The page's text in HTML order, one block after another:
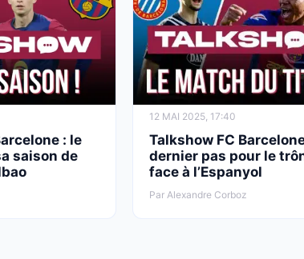
: le
saison de
12 MAI 2025, 17:40
Talkshow FC
dernier pas pour le
face à l’Espanyol
Par Alexandre Corboz